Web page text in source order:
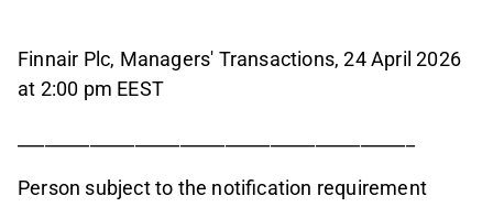
Finnair Plc, Managers' Transactions, 24 April 2026
at 2:00 pm EEST
Person subject to the notification requirement